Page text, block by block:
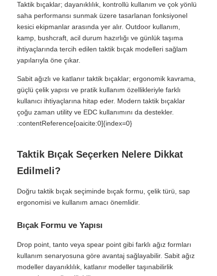
Taktik bıçaklar; dayanıklılık, kontrollü kullanım ve çok yönlü
saha performansı sunmak üzere tasarlanan fonksiyonel
kesici ekipmanlar arasında yer alır. Outdoor kullanım,
kamp, bushcraft, acil durum hazırlığı ve günlük taşıma
ihtiyaçlarında tercih edilen taktik bıçak modelleri sağlam
yapılarıyla öne çıkar.
Sabit ağızlı ve katlanır taktik bıçaklar; ergonomik kavrama,
güçlü çelik yapısı ve pratik kullanım özellikleriyle farklı
kullanıcı ihtiyaçlarına hitap eder. Modern taktik bıçaklar
çoğu zaman utility ve EDC kullanımını da destekler.
:contentReference[oaicite:0]{index=0}
Taktik Bıçak Seçerken Nelere Dikkat
Edilmeli?
Doğru taktik bıçak seçiminde bıçak formu, çelik türü, sap
ergonomisi ve kullanım amacı önemlidir.
Bıçak Formu ve Yapısı
Drop point, tanto veya spear point gibi farklı ağız formları
kullanım senaryosuna göre avantaj sağlayabilir. Sabit ağız
modeller dayanıklılık, katlanır modeller taşınabilirlik